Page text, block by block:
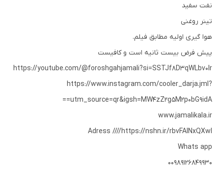
نفت سفید
تینر روغنی
هوا گیری اولیه مطابق فیلم.
پیش فرض بیست ثانیه است و کافیست
https://youtube.com/@foroshgahjamali?si=SSTJf8D3qWLbv0Ir
https://www.instagram.com/cooler_darja.jml?
utm_source=qr&igsh=MW4zZ2g5M2p0bG9idA==
www.jamalikala.ir
Adress ////https://nshn.ir/rbvFAlNxQXwl
Whats app
00989126849930